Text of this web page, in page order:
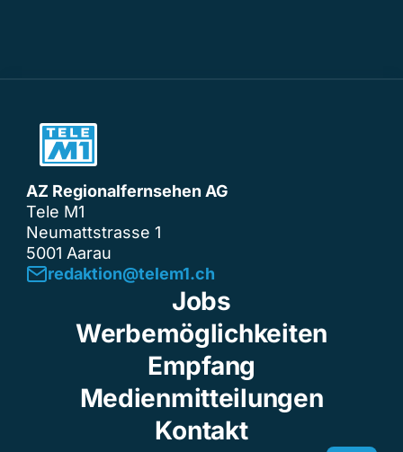
AZ Regionalfernsehen AG
Tele M1
Neumattstrasse 1
5001 Aarau
redaktion@telem1.ch
Jobs
Werbemöglichkeiten
Empfang
Medienmitteilungen
Kontakt